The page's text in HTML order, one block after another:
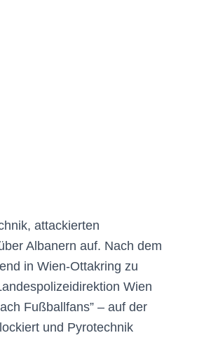
attackierten
Albanern auf. Nach dem
in Wien-Ottakring zu
Wien
Fußballfans” – auf der
und Pyrotechnik